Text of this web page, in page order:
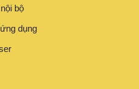
bộ
dụng